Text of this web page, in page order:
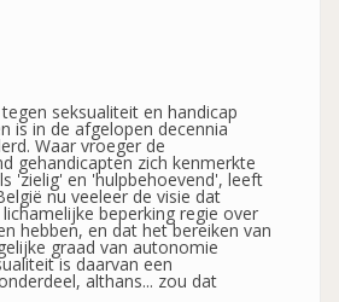
seksualiteit en handicap
is in de afgelopen decennia
Waar vroeger de
gehandicapten zich kenmerkte
'zielig' en 'hulpbehoevend', leeft
nu veeleer de visie dat
beperking regie over
hebben, en dat het bereiken van
graad van autonomie
is daarvan een
althans... zou dat